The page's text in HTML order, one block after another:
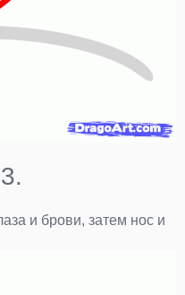
и брови, затем нос и